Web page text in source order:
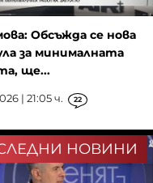
Обсъжда се нова
за минималната
ще...
| 21:05 ч. 22
НОВИНИ